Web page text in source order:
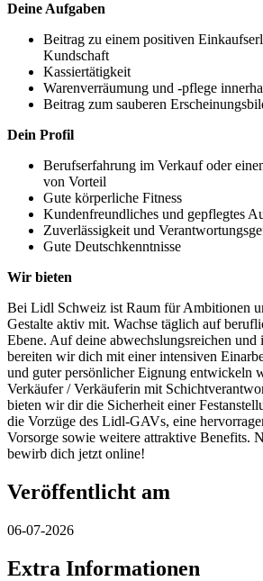
Deine Aufgaben
Beitrag zu einem positiven
Kundschaft
Kassiertätigkeit
Warenverräumung und -pflege
Beitrag zum sauberen
Dein Profil
Berufserfahrung im Verkauf oder
von Vorteil
Gute körperliche Fitness
Kundenfreundliches und gepflegtes
Zuverlässigkeit und
Gute Deutschkenntnisse
Wir bieten
Bei Lidl Schweiz ist Raum für Ambitionen
Gestalte aktiv mit. Wachse täglich auf
Ebene. Auf deine abwechslungsreichen und
bereiten wir dich mit einer intensiven
und guter persönlicher Eignung entwickeln
Verkäufer / Verkäuferin mit
bieten wir dir die Sicherheit einer
die Vorzüge des Lidl-GAVs, eine
Vorsorge sowie weitere attraktive Benefits.
bewirb dich jetzt online!
Veröffentlicht am
06-07-2026
Extra Informationen